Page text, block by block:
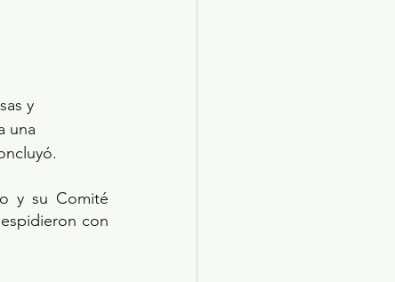
y
una
y su Comité
con